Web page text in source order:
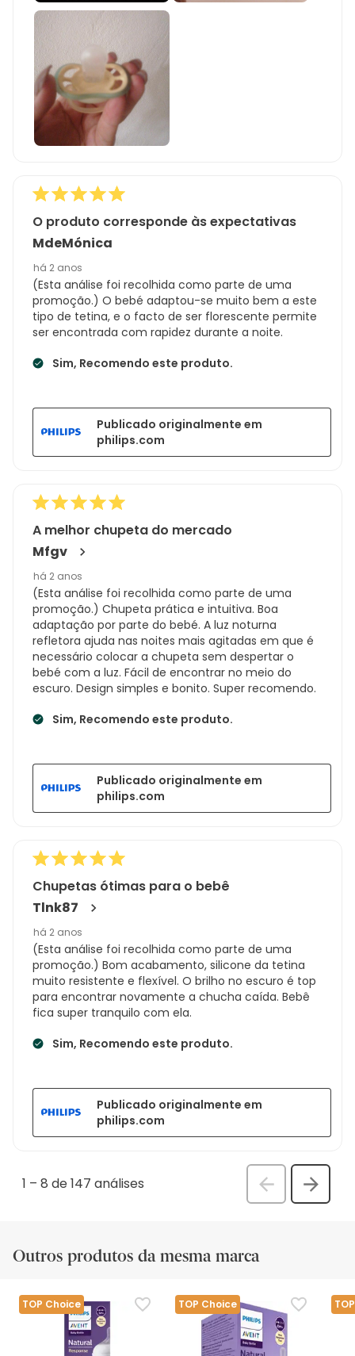
O produto corresponde às expectativas
MdeMónica
há 2 anos
(Esta análise foi recolhida como parte de uma
promoção.) O bebé adaptou-se muito bem a este
tipo de tetina, e o facto de ser florescente permite
ser encontrada com rapidez durante a noite.
Sim, Recomendo este produto.
Publicado originalmente em
philips.com
A melhor chupeta do mercado
Mfgv
há 2 anos
(Esta análise foi recolhida como parte de uma
promoção.) Chupeta prática e intuitiva. Boa
adaptação por parte do bebé. A luz noturna
refletora ajuda nas noites mais agitadas em que é
necessário colocar a chupeta sem despertar o
bebé com a luz. Fácil de encontrar no meio do
escuro. Design simples e bonito. Super recomendo.
Sim, Recomendo este produto.
Publicado originalmente em
philips.com
Chupetas ótimas para o bebê
Tlnk87
há 2 anos
(Esta análise foi recolhida como parte de uma
promoção.) Bom acabamento, silicone da tetina
muito resistente e flexível. O brilho no escuro é top
para encontrar novamente a chucha caída. Bebê
fica super tranquilo com ela.
Sim, Recomendo este produto.
Publicado originalmente em
philips.com
1 – 8 de 147 análises
Anterior
Outros produtos da mesma marca
TOP Choice TOP Choice